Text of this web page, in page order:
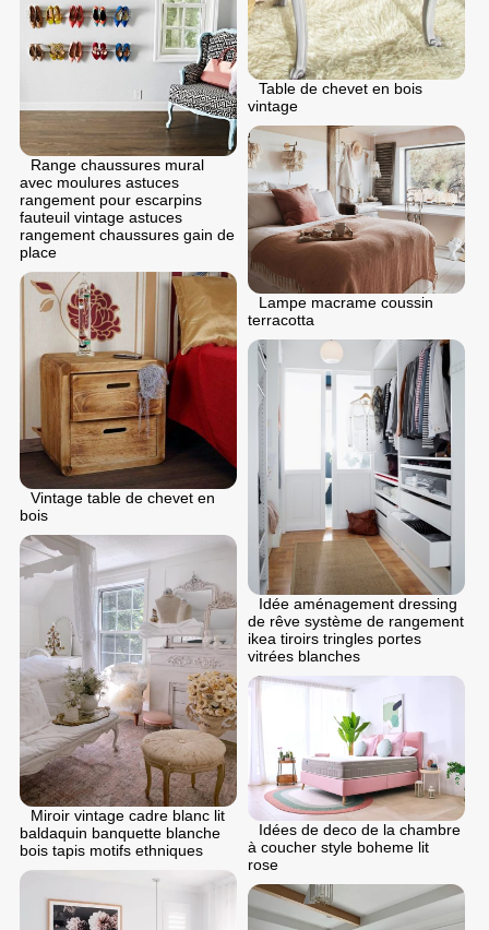
Table de chevet en bois
vintage
Range chaussures mural
avec moulures astuces
rangement pour escarpins
fauteuil vintage astuces
rangement chaussures gain de
place
Lampe macrame coussin
terracotta
Vintage table de chevet en
bois
Idée aménagement dressing
de rêve système de rangement
ikea tiroirs tringles portes
vitrées blanches
Miroir vintage cadre blanc lit
baldaquin banquette blanche
bois tapis motifs ethniques
Idées de deco de la chambre
à coucher style boheme lit
rose